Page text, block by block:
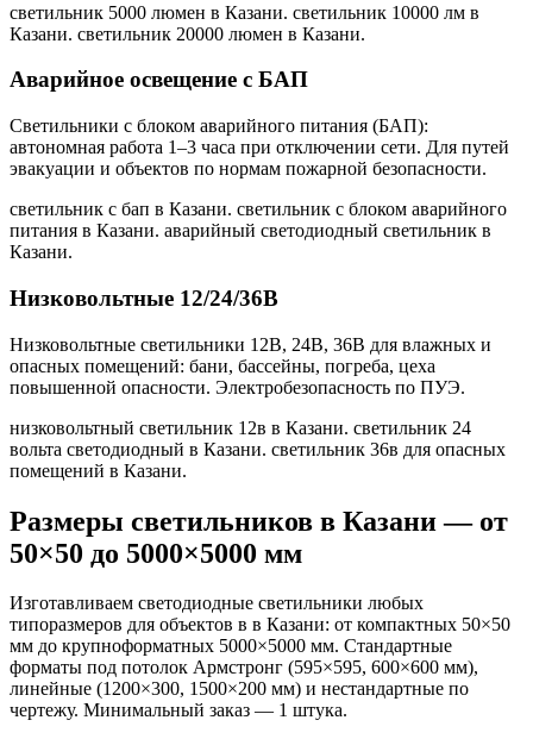
светильник 5000 люмен в Казани. светильник 10000 лм в
Казани. светильник 20000 люмен в Казани.
Аварийное освещение с БАП
Светильники с блоком аварийного питания (БАП):
автономная работа 1–3 часа при отключении сети. Для путей
эвакуации и объектов по нормам пожарной безопасности.
светильник с бап в Казани. светильник с блоком аварийного
питания в Казани. аварийный светодиодный светильник в
Казани.
Низковольтные 12/24/36В
Низковольтные светильники 12В, 24В, 36В для влажных и
опасных помещений: бани, бассейны, погреба, цеха
повышенной опасности. Электробезопасность по ПУЭ.
низковольтный светильник 12в в Казани. светильник 24
вольта светодиодный в Казани. светильник 36в для опасных
помещений в Казани.
Размеры светильников в Казани— от
50×50 до 5000×5000 мм
Изготавливаем светодиодные светильники любых
типоразмеров для объектов в в Казани: от компактных 50×50
мм до крупноформатных 5000×5000 мм. Стандартные
форматы под потолок Армстронг (595×595, 600×600 мм),
линейные (1200×300, 1500×200 мм) и нестандартные по
чертежу. Минимальный заказ — 1 штука.